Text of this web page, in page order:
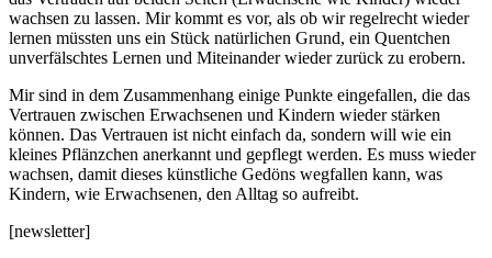
wachsen zu lassen. Mir kommt es vor, als ob wir regelrecht wieder
lernen müssten uns ein Stück natürlichen Grund, ein Quentchen
unverfälschtes Lernen und Miteinander wieder zurück zu erobern.
Mir sind in dem Zusammenhang einige Punkte eingefallen, die das
Vertrauen zwischen Erwachsenen und Kindern wieder stärken
können. Das Vertrauen ist nicht einfach da, sondern will wie ein
kleines Pflänzchen anerkannt und gepflegt werden. Es muss wieder
wachsen, damit dieses künstliche Gedöns wegfallen kann, was
Kindern, wie Erwachsenen, den Alltag so aufreibt.
[newsletter]